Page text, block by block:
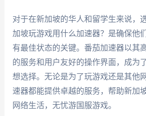
对于在新加坡的华人和留学生来说，
加坡玩游戏用什么加速器？是确保他
有最佳状态的关键。番茄加速器以其
的服务和用户友好的操作界面，成为
想选择。无论是为了玩游戏还是其他
速器都能提供卓越的服务，帮助新加
网络生活，无忧游国服游戏。